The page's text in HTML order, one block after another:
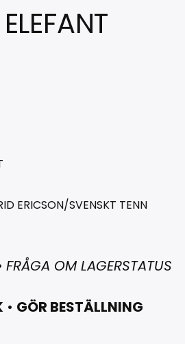
ERICSON/SVENSKT TENN
FRÅGA OM LAGERSTATUS
• GÖR BESTÄLLNING